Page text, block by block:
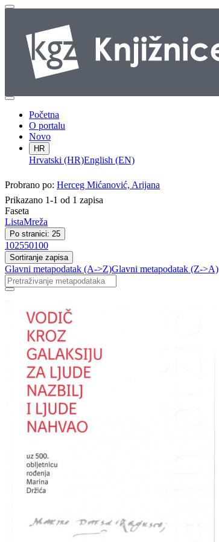
Početna
O portalu
Novo
HR
Hrvatski (HR)English (EN)
Probrano po: Herceg Mićanović, Arijana
Prikazano 1-1 od 1 zapisa
Faseta
ListaMreža
Po stranici: 25
102550100
Sortiranje zapisa
Glavni metapodatak (A->Z)Glavni metapodatak (Z->A)